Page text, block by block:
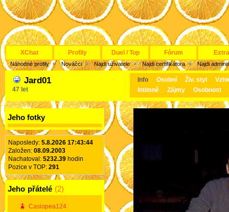
XChat Profily Duel / Top Fórum Extra
Náhodné profily Nováčci Najdi uživatele Najdi certifikátora Najdi
Jard01
47 let
Info Osobní Živ. styl
Intimně
Zájmy Osobnost
Jeho fotky
Naposledy: 5.8.2026 17:43:44
Založen: 08.09.2003
Nachatoval: 5232.39 hodin
Pozice v TOP: 291
Jeho přátelé (2)
Casiopea124